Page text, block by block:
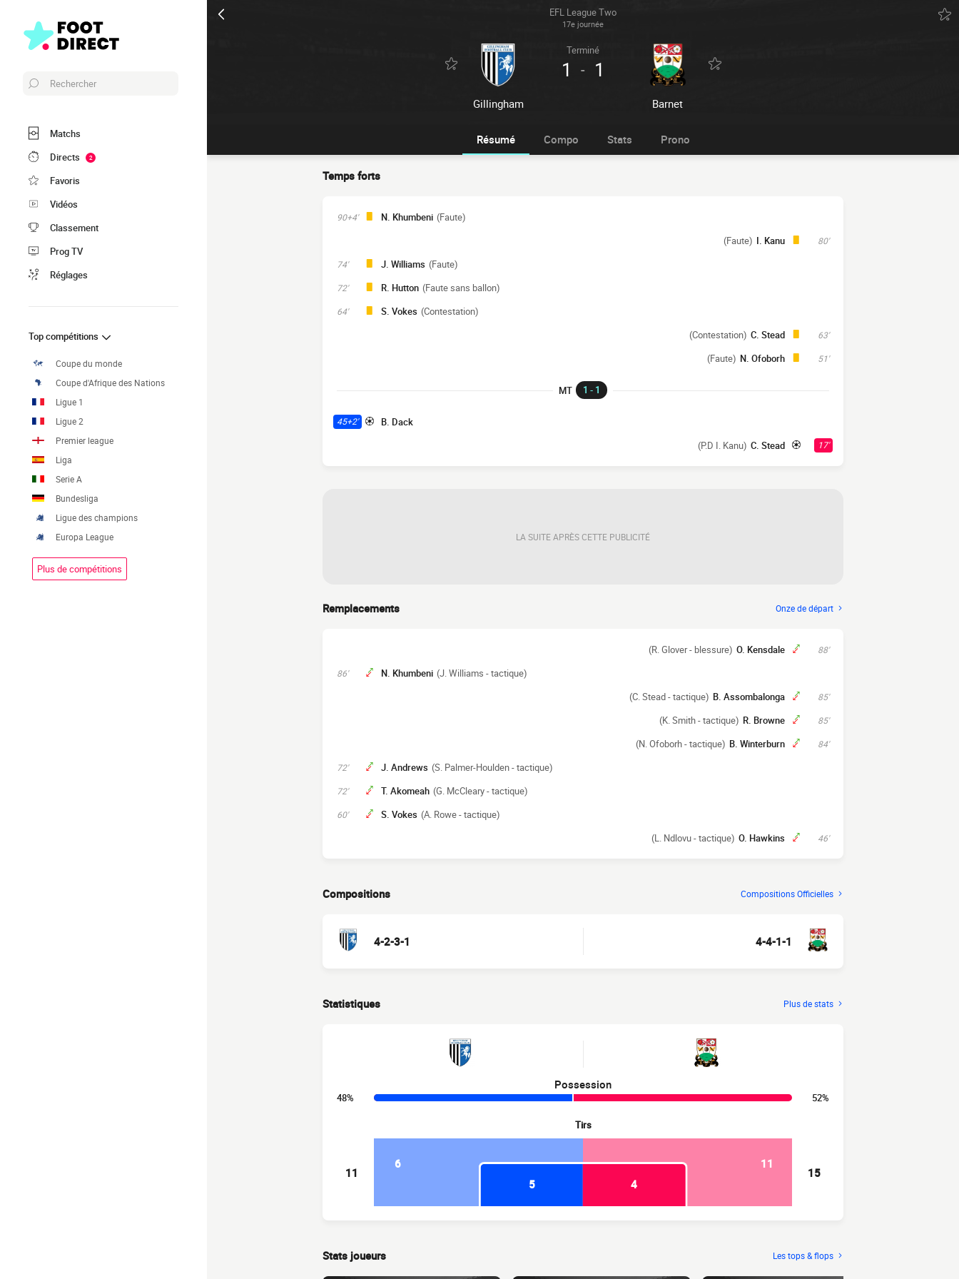
EFL League Two
17e journée
Gillingham
Terminé
1 - 1
Barnet
Rechercher
Matchs
Directs
2
Favoris
Vidéos
Classement
Prog TV
Réglages
Top compétitions
Coupe du monde
Coupe d'Afrique des Nations
Ligue 1
Ligue 2
Premier league
Liga
Serie A
Bundesliga
Ligue des champions
Europa League
Plus de compétitions
Résumé Compo Stats Prono
Temps forts
90+4' N. Khumbeni (Faute)
80'
I. Kanu
(Faute)
74' J. Williams (Faute)
72' R. Hutton (Faute sans ballon)
64' S. Vokes (Contestation)
63'
C. Stead
(Contestation)
51'
N. Ofoborh
(Faute)
MT 1 - 1
45+2' B. Dack
17'
C. Stead
(P.D I. Kanu)
LA SUITE APRÈS CETTE PUBLICITÉ
Remplacements Onze de départ
88'
O. Kensdale
(R. Glover - blessure)
86' N. Khumbeni (J. Williams - tactique)
85'
B. Assombalonga
(C. Stead - tactique)
85'
R. Browne
(K. Smith - tactique)
84'
B. Winterburn
(N. Ofoborh - tactique)
72' J. Andrews (S. Palmer-Houlden - tactique)
72' T. Akomeah (G. McCleary - tactique)
60' S. Vokes (A. Rowe - tactique)
46'
O. Hawkins
(L. Ndlovu - tactique)
Compositions Compositions Officielles
4-2-3-1 4-4-1-1
Statistiques Plus de stats
Possession
48% 52%
Tirs
11
6
11
5
4
15
Stats joueurs Les tops & flops